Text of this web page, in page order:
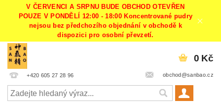
V ČERVENCI A SRPNU BUDE OBCHOD OTEVŘEN
POUZE V PONDĚLÍ 12:00 - 18:00 Koncentrované pudry
nejsou bez předchozího objednání v obchodě k
dispozici pro osobní převzetí.
+420 605 27 28 96 obchod@sanbao.cz
0 Kč